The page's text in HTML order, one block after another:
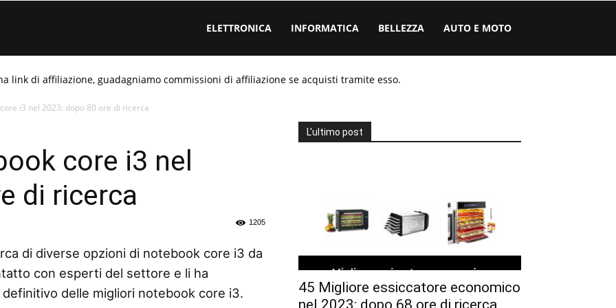
ELETTRONICA INFORMATICA BELLEZZA AUTO E MOTO
link di affiliazione, guadagniamo commissioni di affiliazione se acquisti tramite esso.
i3 nel 2023: dopo 80 ore di ricerca
core i3 nel
di ricerca
1205
di diverse opzioni di notebook core i3 da
con esperti del settore e li ha
delle migliori notebook core i3.
L'ultimo post
45 Migliore essiccatore economico
nel 2023: dopo 68 ore di ricerca